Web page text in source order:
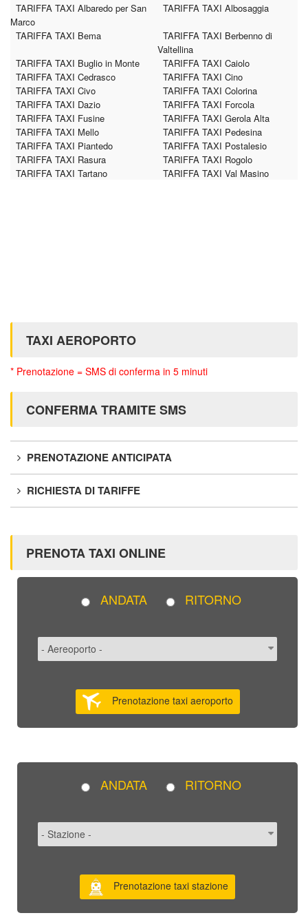
TARIFFA TAXI Albaredo per San
Marco
TARIFFA TAXI Albosaggia
TARIFFA TAXI Bema
TARIFFA TAXI Berbenno di
Valtellina
TARIFFA TAXI Buglio in Monte
TARIFFA TAXI Caiolo
TARIFFA TAXI Cedrasco
TARIFFA TAXI Cino
TARIFFA TAXI Civo
TARIFFA TAXI Colorina
TARIFFA TAXI Dazio
TARIFFA TAXI Forcola
TARIFFA TAXI Fusine
TARIFFA TAXI Gerola Alta
TARIFFA TAXI Mello
TARIFFA TAXI Pedesina
TARIFFA TAXI Piantedo
TARIFFA TAXI Postalesio
TARIFFA TAXI Rasura
TARIFFA TAXI Rogolo
TARIFFA TAXI Tartano
TARIFFA TAXI Val Masino
TAXI AEROPORTO
* Prenotazione = SMS di conferma in 5 minuti
CONFERMA TRAMITE SMS
PRENOTAZIONE ANTICIPATA
RICHIESTA DI TARIFFE
PRENOTA TAXI ONLINE
ANDATA RITORNO
Prenotazione taxi aeroporto
ANDATA RITORNO
Prenotazione taxi stazione